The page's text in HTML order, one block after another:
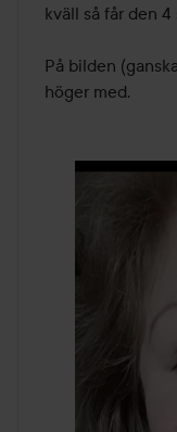
kväll så får den 4
På bilden
höger med.